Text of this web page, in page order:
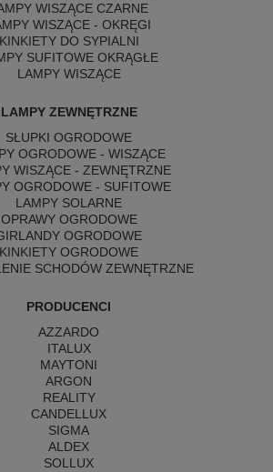
WISZĄCE CZARNE
WISZĄCE - OKRĘGI
KINKIETY DO SYPIALNI
SUFITOWE OKRĄGŁE
LAMPY WISZĄCE
LAMPY ZEWNĘTRZNE
SŁUPKI OGRODOWE
OGRODOWE - WISZĄCE
WISZĄCE - ZEWNĘTRZNE
OGRODOWE - SUFITOWE
LAMPY SOLARNE
OPRAWY OGRODOWE
OGRODOWE
KINKIETY OGRODOWE
SCHODÓW ZEWNĘTRZNE
PRODUCENCI
AZZARDO
ITALUX
MAYTONI
ARGON
REALITY
CANDELLUX
SIGMA
ALDEX
SOLLUX